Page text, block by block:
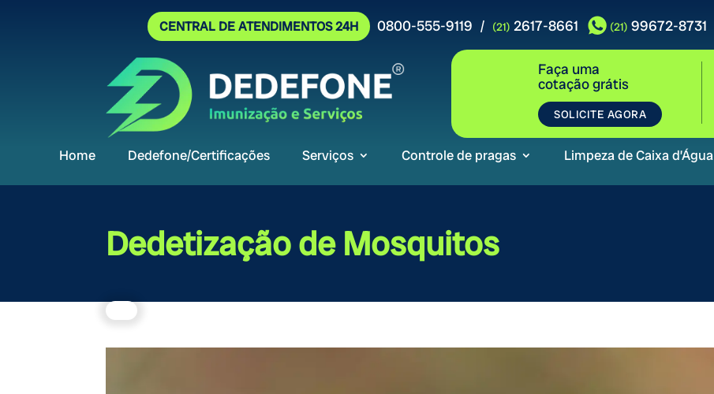
CENTRAL DE ATENDIMENTOS 24H 0800-555-9119 / (21) 2617-8661 (21) 99672-8731
Faça uma
cotação grátis
SOLICITE AGORA
Home Dedefone/Certificações Serviços Controle de pragas Limpeza de Caixa d’Água
Dedetização de Mosquitos